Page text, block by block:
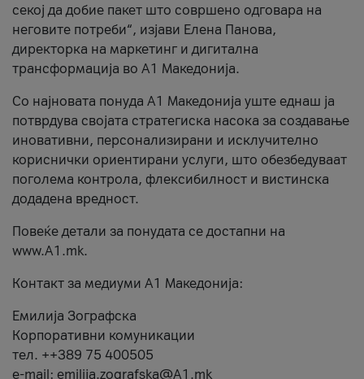
секој да добие пакет што совршено одговара на
неговите потреби“, изјави Елена Панова,
директорка на маркетинг и дигитална
трансформација во А1 Македонија.
Со најновата понуда А1 Македонија уште еднаш ја
потврдува својата стратегиска насока за создавање
иновативни, персонализирани и исклучително
кориснички ориентирани услуги, што обезбедуваат
поголема контрола, флексибилност и вистинска
додадена вредност.
Повеќе детали за понудата се достапни на
www.А1.mk.
Контакт за медиуми А1 Македонија:
Емилија Зографска
Корпоративни комуникации
тел. ++389 75 400505
e-mail: emilija.zografska@A1.mk